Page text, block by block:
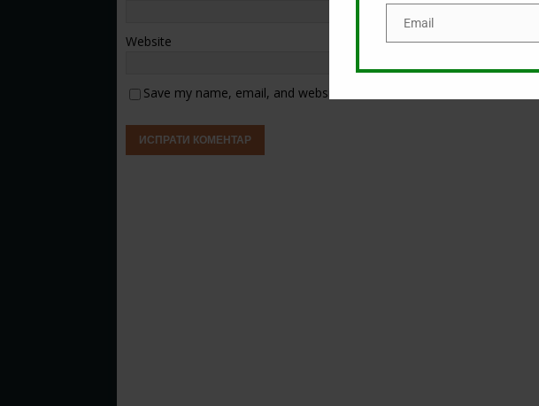
Website
Save my name, email, and website in this browser for the next time I
EmailEmail